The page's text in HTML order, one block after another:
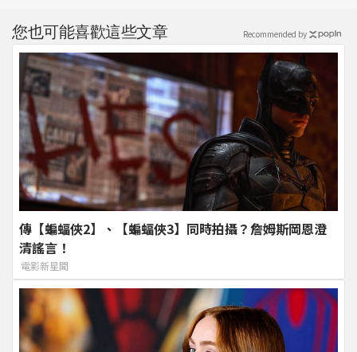
您也可能喜歡這些文章
傳【蝙蝠俠2】、【蝙蝠俠3】同時拍攝？詹姆斯岡恩澄
清謠言！
電影新星聞
Recommended by